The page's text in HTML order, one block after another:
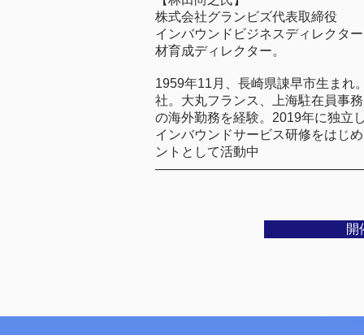
株式会社グランビズ代表取締役
インバウンドビジネスディレクタ
材育成ディレクター。
1959年11月、長崎県諌早市生まれ
社。大丸フランス、上海駐在員事
の海外勤務を経験。2019年に独立
インバウンドサービス研修をはじ
ントとして活動中
開